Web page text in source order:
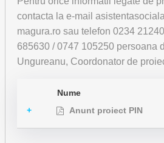
contacta la e-mail
magura.ro sau telefon 0234
685630 / 0747 105250 persoana
Ungureanu, Coordonator de
Nume
+
Anunt proiect PIN